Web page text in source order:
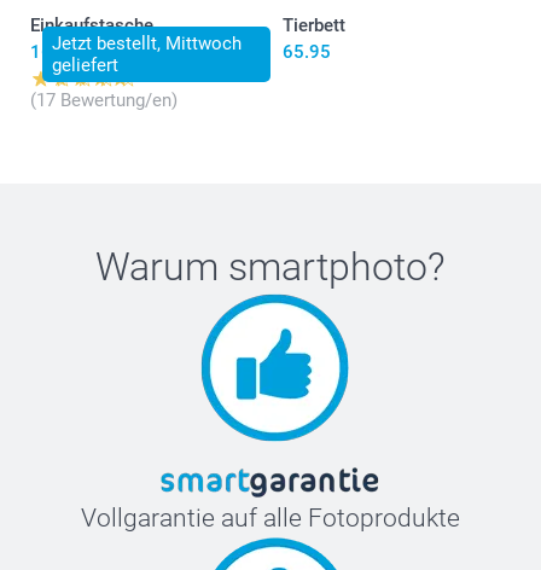
Jetzt bestellt, Mittwoch
geliefert
Einkaufstasche
16.95
(17 Bewertung/en)
Tierbett
65.95
Warum smartphoto?
Vollgarantie auf alle Fotoprodukte